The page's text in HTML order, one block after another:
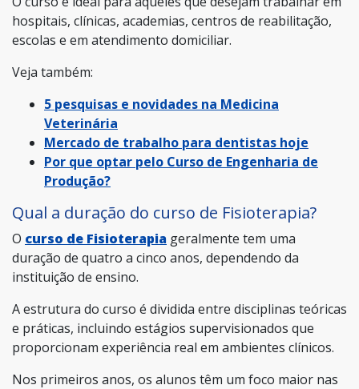
hospitais, clínicas, academias, centros de reabilitação,
escolas e em atendimento domiciliar.
Veja também:
5 pesquisas e novidades na Medicina
Veterinária
Mercado de trabalho para dentistas hoje
Por que optar pelo Curso de Engenharia de
Produção?
Qual a duração do curso de Fisioterapia?
O curso de Fisioterapia geralmente tem uma
duração de quatro a cinco anos, dependendo da
instituição de ensino.
A estrutura do curso é dividida entre disciplinas teóricas
e práticas, incluindo estágios supervisionados que
proporcionam experiência real em ambientes clínicos.
Nos primeiros anos, os alunos têm um foco maior nas